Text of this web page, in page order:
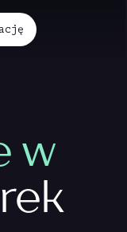
w